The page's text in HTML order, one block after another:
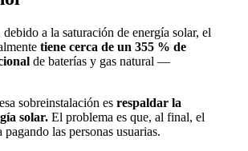
a la saturación de energía solar, el
tiene cerca de un 355 % de
de baterías y gas natural —
sobreinstalación es respaldar la
solar. El problema es que, al final, el
las personas usuarias.